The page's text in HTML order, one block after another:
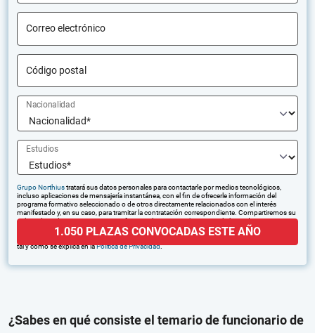
Correo electrónico
Código postal
Nacionalidad
Estudios
Grupo Northiustratará sus datos personales para contactarle por medios tecnológicos,
incluso aplicaciones de mensajería instantánea, con el fin de ofrecerle información del
programa formativo seleccionado o de otros directamente relacionados con el interés
manifestado y, en su caso, para tramitar la contratación correspondiente. Compartiremos su
solicitud con las empresas que conforman el
puedan hacerle llegar la mejor oferta de productos y servicios de acuerdo a su petición.
tal y como se explica en laPolítica de Privacidad.
1.050 PLAZAS CONVOCADAS ESTE AÑO
¿Sabes en qué consiste el temario de funcionario de